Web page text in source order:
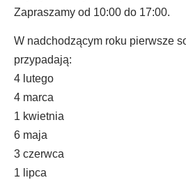
Zapraszamy od 10:00 do 17:00.
W nadchodzącym roku pierwsze
przypadają:
4 lutego
4 marca
1 kwietnia
6 maja
3 czerwca
1 lipca